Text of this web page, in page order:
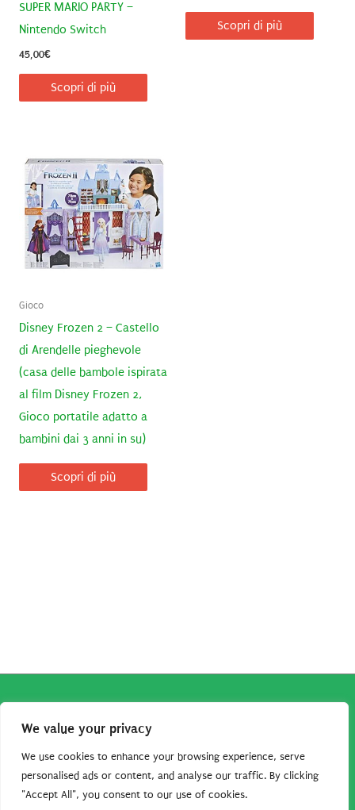
We value your privacy
We use cookies to enhance your browsing experience, serve
personalised ads or content, and analyse our traffic. By clicking
"Accept All", you consent to our use of cookies.
SUPER MARIO PARTY –
Nintendo Switch
45,00€
Scopri di più
Scopri di più
Gioco
Disney Frozen 2 – Castello
di Arendelle pieghevole
(casa delle bambole ispirata
al film Disney Frozen 2,
Gioco portatile adatto a
bambini dai 3 anni in su)
Scopri di più
associato Amazon percepisce dei ricavi da acquisti idonei.
Tutti i guadagni sono direttamente reinvestiti in questo sito
per continuare a condividere tutorial e risorse per gli amanti
dei cartoon. Grazie per il vostro sostegno!